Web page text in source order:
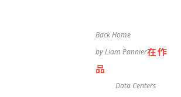
Back Home
by Liam Pannier
Data Centers
在作
品